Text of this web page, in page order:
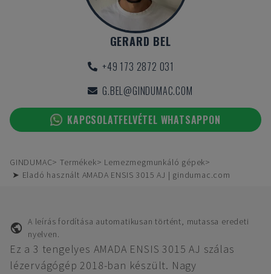
GERARD BEL
+49 173 2872 031
G.BEL@GINDUMAC.COM
KAPCSOLATFELVÉTEL WHATSAPPON
GINDUMAC Termékek
Lemezmegmunkáló gépek
➤ Eladó használt AMADA ENSIS 3015 AJ | gindumac.com
A leírás fordítása automatikusan történt, mutassa eredeti
nyelven.
Ez a 3 tengelyes AMADA ENSIS 3015 AJ szálas
lézervágógép 2018-ban készült. Nagy